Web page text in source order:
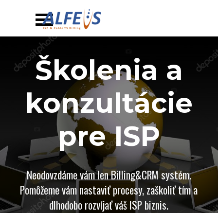
Preskočiť menu
Školenia a
konzultácie
pre ISP
Neodovzdáme vám len Billing&CRM systém.
Pomôžeme vám nastaviť procesy, zaškoliť tím a
dlhodobo rozvíjať váš ISP biznis.